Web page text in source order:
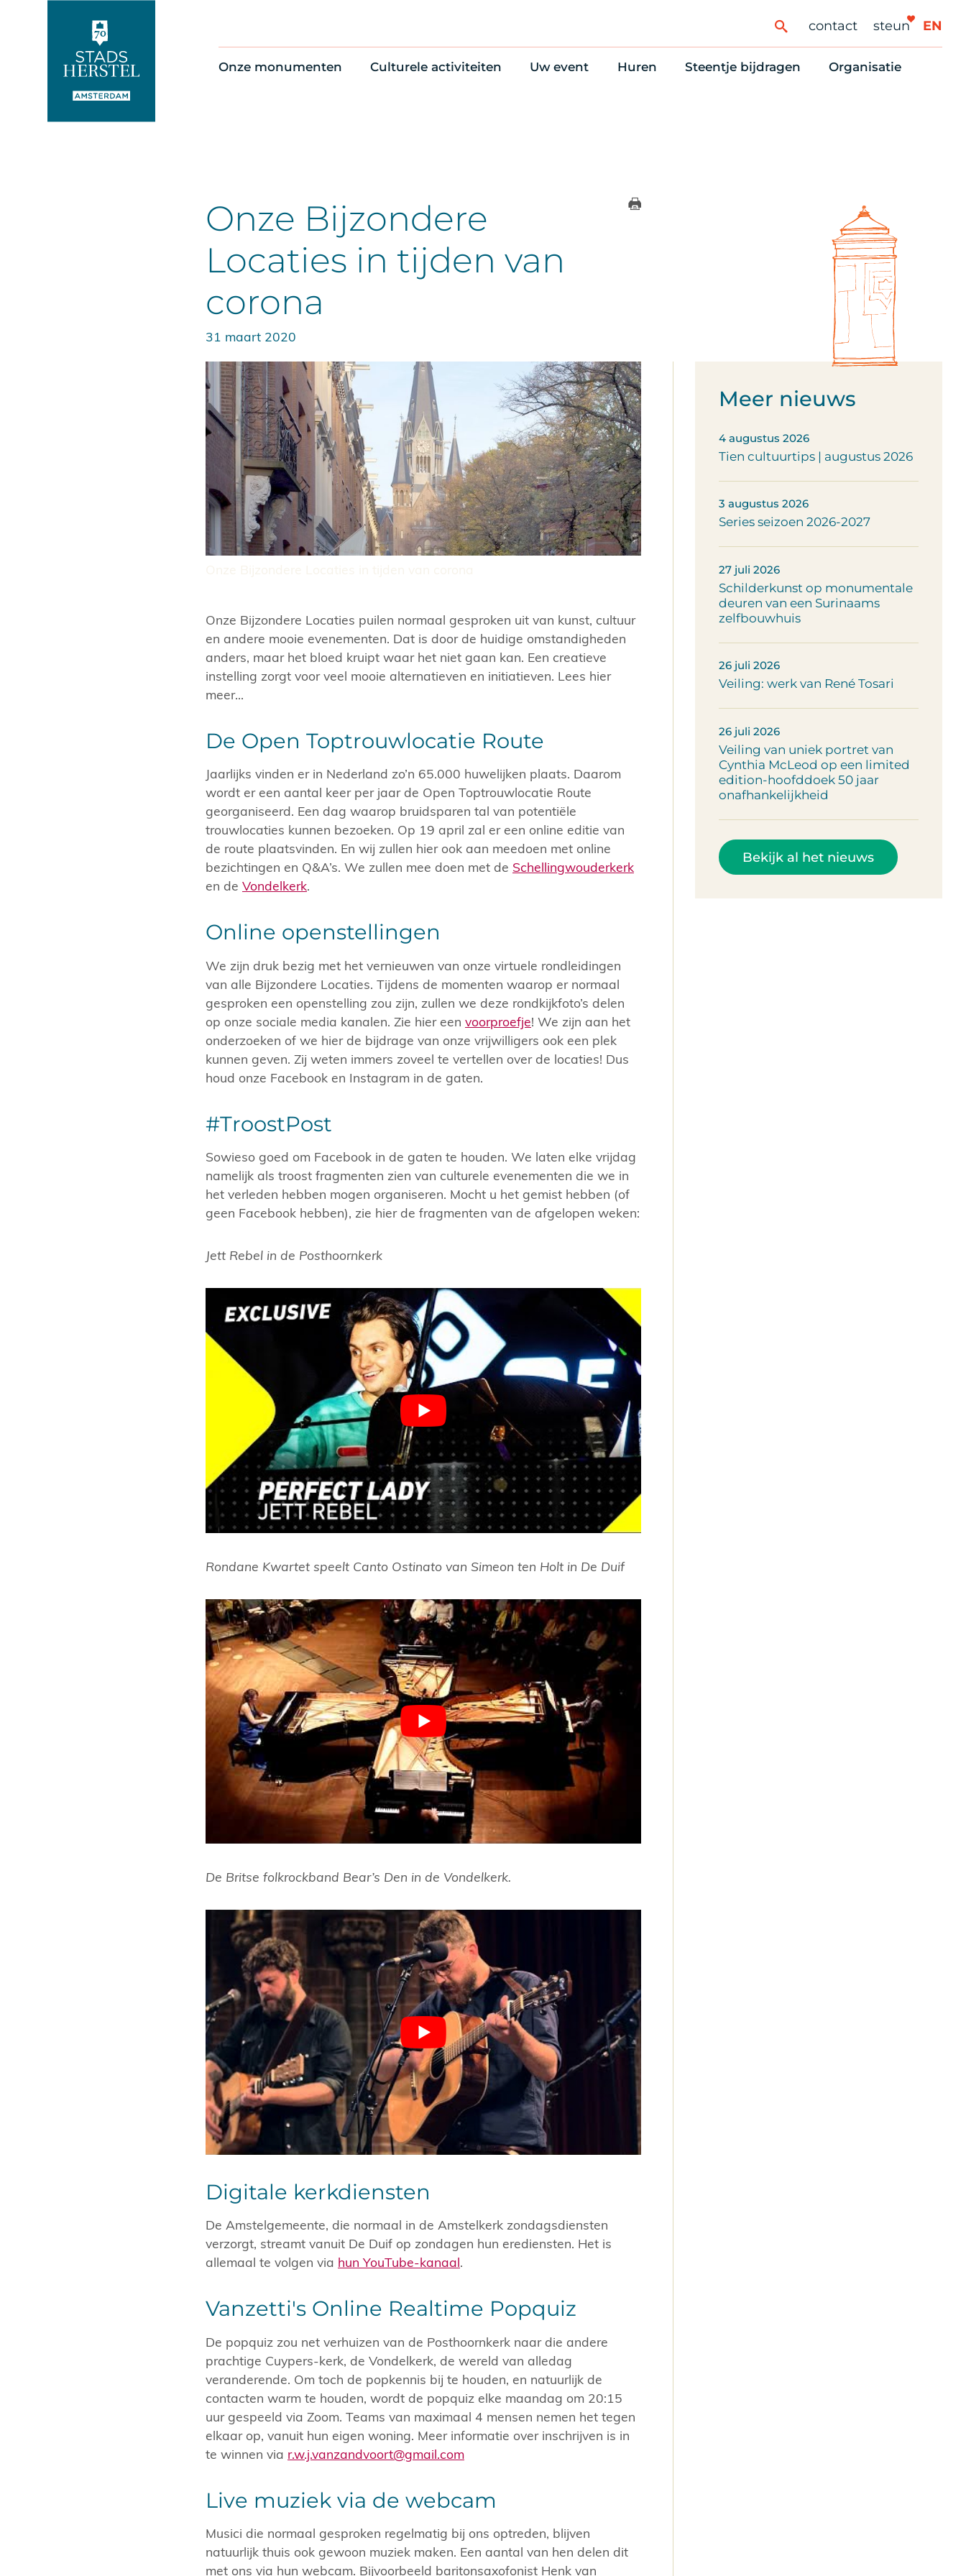
contact steun EN
Onze monumenten Culturele activiteiten Uw event Huren Steentje bijdragen
6 redenen om mee te doen
Organisatie
Stadsherstel
Onze Bijzondere
Locaties in tijden van
corona
31 maart 2020
Onze Bijzondere Locaties puilen normaal gesproken uit van kunst, cultuur
en andere mooie evenementen. Dat is door de huidige omstandigheden
anders, maar het bloed kruipt waar het niet gaan kan. Een creatieve
instelling zorgt voor veel mooie alternatieven en initiatieven. Lees hier
meer...
De Open Toptrouwlocatie Route
Jaarlijks vinden er in Nederland zo’n 65.000 huwelijken plaats. Daarom
wordt er een aantal keer per jaar de Open Toptrouwlocatie Route
georganiseerd. Een dag waarop bruidsparen tal van potentiële
trouwlocaties kunnen bezoeken. Op 19 april zal er een online editie van
de route plaatsvinden. En wij zullen hier ook aan meedoen met online
bezichtingen en Q&A’s. We zullen mee doen met de Schellingwouderkerk
en de Vondelkerk.
Online openstellingen
We zijn druk bezig met het vernieuwen van onze virtuele rondleidingen
van alle Bijzondere Locaties. Tijdens de momenten waarop er normaal
gesproken een openstelling zou zijn, zullen we deze rondkijkfoto’s delen
op onze sociale media kanalen. Zie hier een voorproefje! We zijn aan het
onderzoeken of we hier de bijdrage van onze vrijwilligers ook een plek
kunnen geven. Zij weten immers zoveel te vertellen over de locaties! Dus
houd onze Facebook en Instagram in de gaten.
#TroostPost
Sowieso goed om Facebook in de gaten te houden. We laten elke vrijdag
namelijk als troost fragmenten zien van culturele evenementen die we in
het verleden hebben mogen organiseren. Mocht u het gemist hebben (of
geen Facebook hebben), zie hier de fragmenten van de afgelopen weken:
Jett Rebel in de Posthoornkerk
Rondane Kwartet speelt Canto Ostinato van Simeon ten Holt in De Duif
De Britse folkrockband Bear’s Den in de Vondelkerk.
Digitale kerkdiensten
De Amstelgemeente, die normaal in de Amstelkerk zondagsdiensten
verzorgt, streamt vanuit De Duif op zondagen hun erediensten. Het is
allemaal te volgen via hun YouTube-kanaal.
Vanzetti's Online Realtime Popquiz
De popquiz zou net verhuizen van de Posthoornkerk naar die andere
prachtige Cuypers-kerk, de Vondelkerk, de wereld van alledag
veranderende. Om toch de popkennis bij te houden, en natuurlijk de
contacten warm te houden, wordt de popquiz elke maandag om 20:15
uur gespeeld via Zoom. Teams van maximaal 4 mensen nemen het tegen
elkaar op, vanuit hun eigen woning. Meer informatie over inschrijven is in
te winnen via r.w.j.vanzandvoort@gmail.com
Live muziek via de webcam
Musici die normaal gesproken regelmatig bij ons optreden, blijven
natuurlijk thuis ook gewoon muziek maken. Een aantal van hen delen dit
met ons via hun webcam. Bijvoorbeeld baritonsaxofonist Henk van
Meer nieuws
4 augustus 2026
Tien cultuurtips | augustus 2026
3 augustus 2026
Series seizoen 2026-2027
27 juli 2026
Schilderkunst op monumentale
deuren van een Surinaams
zelfbouwhuis
26 juli 2026
Veiling: werk van René Tosari
26 juli 2026
Veiling van uniek portret van
Cynthia McLeod op een limited
edition-hoofddoek 50 jaar
onafhankelijkheid
Bekijk al het nieuws